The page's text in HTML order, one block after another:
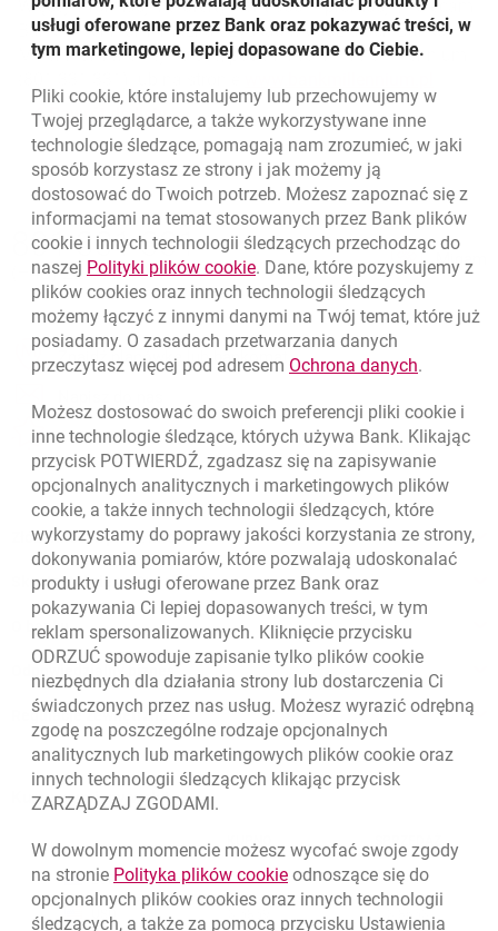
Więcej informacji nt. oferty Kont 360º i promocji „Polecam
Bank Millennium” można uzyskać w oddziałach Banku
Millennium w całej Polsce, pod nr infolinii TeleMillennium
Powrót do listy
Nawigacja dolna
Zadzwoń do nas
801 331 331
(+48) 22 598 40 40
Migam
Znajdź placówkę lub bankomat otwiera się w nowej karcie
Oceń nas otwiera się w nowej karcie
Złóż wniosek przez internet
Skontaktuj się ze Specjalistą
O banku
Kursy wymiany walut
Kursy wymiany walut. Data aktualizacji: 5.08.2026, 12:49:02
WALUTA KUPNO SPRZEDAŻ
EUR 4.1406 4.4633
USD 3.8653
Odpowiedzialny biznes
Regulacje zewnętrzne
usługi oferowane przez Bank oraz pokazywać treści, w
tym marketingowe, lepiej dopasowane do Ciebie.
Pliki cookie, które instalujemy lub przechowujemy w
Twojej przeglądarce, a także wykorzystywane inne
technologie śledzące, pomagają nam zrozumieć, w jaki
sposób korzystasz ze strony i jak możemy ją
dostosować do Twoich potrzeb. Możesz zapoznać się z
informacjami na temat stosowanych przez Bank plików
cookie i innych technologii śledzących przechodząc do
naszej Polityki plików cookielink otwiera się w nowym oknie
. Dane, które pozyskujemy z
plików cookies oraz innych technologii śledzących
możemy łączyć z innymi danymi na Twój temat, które już
posiadamy. O zasadach przetwarzania danych
przeczytasz więcej pod adresem Ochrona danychlink
.
Możesz dostosować do swoich preferencji pliki cookie i
inne technologie śledzące, których używa Bank. Klikając
przycisk POTWIERDŹ, zgadzasz się na zapisywanie
opcjonalnych analitycznych i marketingowych plików
cookie, a także innych technologii śledzących, które
wykorzystamy do poprawy jakości korzystania ze strony,
dokonywania pomiarów, które pozwalają udoskonalać
produkty i usługi oferowane przez Bank oraz
pokazywania Ci lepiej dopasowanych treści, w tym
reklam spersonalizowanych. Kliknięcie przycisku
ODRZUĆ spowoduje zapisanie tylko plików cookie
niezbędnych dla działania strony lub dostarczenia Ci
świadczonych przez nas usług. Możesz wyrazić odrębną
zgodę na poszczególne rodzaje opcjonalnych
analitycznych lub marketingowych plików cookie oraz
innych technologii śledzących klikając przycisk
ZARZĄDZAJ ZGODAMI.
W dowolnym momencie możesz wycofać swoje zgody
na stronie Polityka plików cookielink otwiera się w nowym
odnoszące się do
opcjonalnych plików cookies oraz innych technologii
śledzących, a także za pomocą przycisku Ustawienia